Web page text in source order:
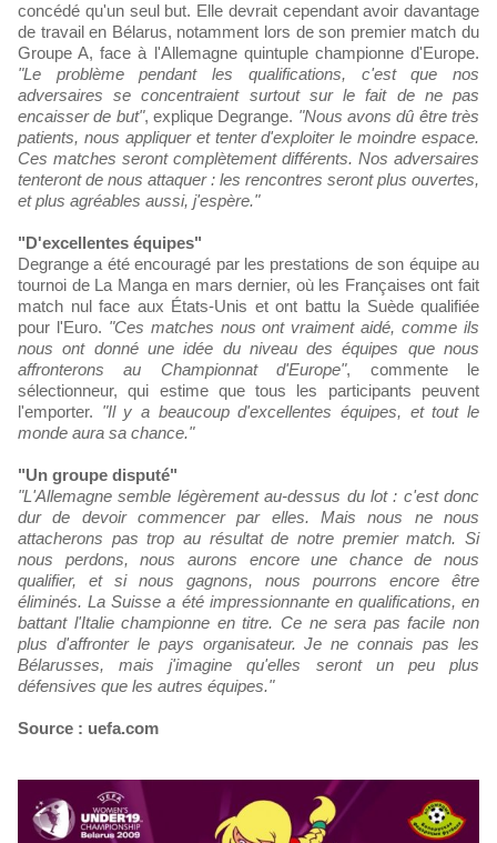
concédé qu'un seul but. Elle devrait cependant avoir davantage
de travail en Bélarus, notamment lors de son premier match du
Groupe A, face à l'Allemagne quintuple championne d'Europe.
"Le problème pendant les qualifications, c'est que nos
adversaires se concentraient surtout sur le fait de ne pas
encaisser de but", explique Degrange. "Nous avons dû être très
patients, nous appliquer et tenter d'exploiter le moindre espace.
Ces matches seront complètement différents. Nos adversaires
tenteront de nous attaquer : les rencontres seront plus ouvertes,
et plus agréables aussi, j'espère."
"D'excellentes équipes"
Degrange a été encouragé par les prestations de son équipe au
tournoi de La Manga en mars dernier, où les Françaises ont fait
match nul face aux États-Unis et ont battu la Suède qualifiée
pour l'Euro. "Ces matches nous ont vraiment aidé, comme ils
nous ont donné une idée du niveau des équipes que nous
affronterons au Championnat d'Europe", commente le
sélectionneur, qui estime que tous les participants peuvent
l'emporter. "Il y a beaucoup d'excellentes équipes, et tout le
monde aura sa chance."
"Un groupe disputé"
"L'Allemagne semble légèrement au-dessus du lot : c'est donc
dur de devoir commencer par elles. Mais nous ne nous
attacherons pas trop au résultat de notre premier match. Si
nous perdons, nous aurons encore une chance de nous
qualifier, et si nous gagnons, nous pourrons encore être
éliminés. La Suisse a été impressionnante en qualifications, en
battant l'Italie championne en titre. Ce ne sera pas facile non
plus d'affronter le pays organisateur. Je ne connais pas les
Bélarusses, mais j'imagine qu'elles seront un peu plus
défensives que les autres équipes."
Source : uefa.com